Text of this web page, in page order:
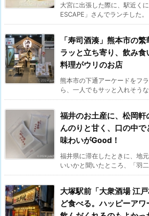
大宮に出張した際に、駅近く
ESCAPE」さんでランチした
「寿司酒湊」熊本市の
ラッと立ち寄り、飲み食
料理がウリのお店
熊本市の下通アーケードをフ
ら、一人でもサッと入れそう
福井のお土産に、松岡軒
んのりと甘く、口の中
味わいがGood！
福井県に滞在したときに、地
いいかと聞いたところ、「羽
大塚駅前「大衆酒場 江
ど食べる。ハッピーア